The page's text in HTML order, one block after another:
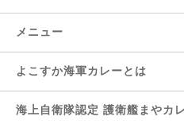
メニュー
よこすか海軍カレーとは
海上自衛隊認定 護衛艦まやカ